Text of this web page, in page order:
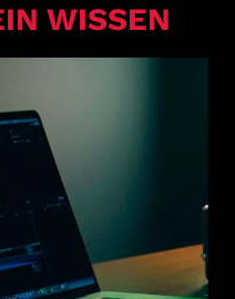
WISSEN